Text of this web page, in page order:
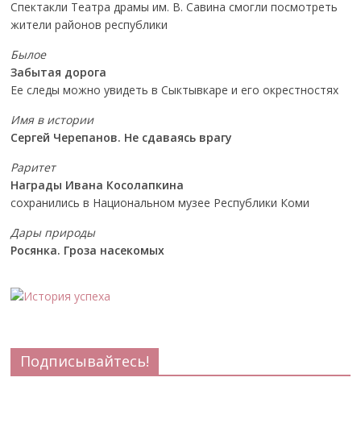
Спектакли Театра драмы им. В. Савина смогли посмотреть
жители районов республики
Былое
Забытая дорога
Ее следы можно увидеть в Сыктывкаре и его окрестностях
Имя в истории
Сергей Черепанов. Не сдаваясь врагу
Раритет
Награды Ивана Косолапкина
сохранились в Национальном музее Республики Коми
Дары природы
Росянка. Гроза насекомых
Подписывайтесь!